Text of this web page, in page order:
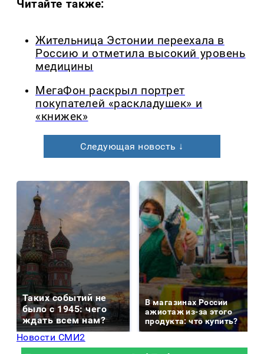
Читайте также:
Жительница Эстонии переехала в
Россию и отметила высокий уровень
медицины
МегаФон раскрыл портрет
покупателей «раскладушек» и
«книжек»
Следующая новость ↓
Таких событий не
было с 1945: чего
ждать всем нам?
В магазинах России
ажиотаж из-за этого
продукта: что купить?
Новости СМИ2